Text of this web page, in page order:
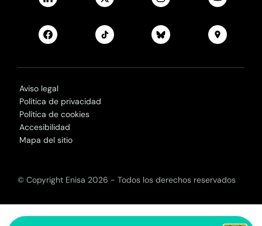
Aviso legal
Política de privacidad
Política de cookies
Accesibilidad
Mapa del sitio
© Copyright Enisa 2026 - Todos los derechos reservados